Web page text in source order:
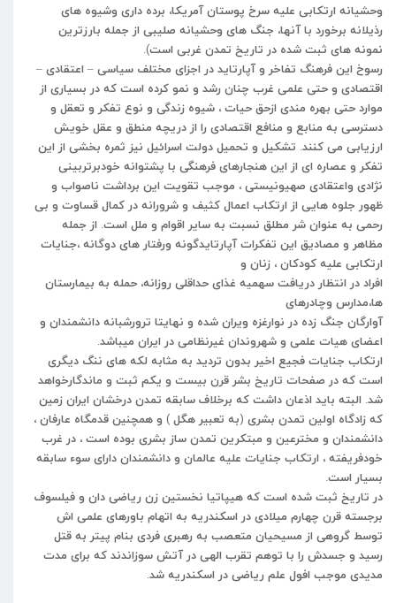
وحشیانه ارتکابی علیهسرخ پوستانآمریکا، برده داری وشیوه های
رذیلانه برخورد باآنها، جنگ های وحشیانه صلیبی از جمله بارزترین
نمونههای ثبتشده در تاریخ تمدن غربی است).
رسوخ اینفرهنگ تفاخر وآپارتایددر اجزای مختلف سیاسی– اعتقادی–
اقتصادی وحتی علمی غرب چنان رشد و نموکرده استکهدر بسیاری از
مواردحتی بهره مندی ازحقحیات، شیوه زندگی و نوع تفکر و تعقل و
دسترسی به منابع و منافع اقتصادی را ازدریچه منطق و عقل خویش
ارزیابی میکنند. تشکیل و تحمیلدولت اسرائیل نیز ثمره بخشی از این
تفکر و عصاره ای از اینهنجارهایفرهنگی با پشتوانه خودبرتربینی
نژادی واعتقادی صهیونیستی، موجب تقویت این برداشت ناصواب و
ظهور جلوه هایی از ارتکاب اعمالکثیف وشرورانهدرکمالقساوت و بی
رحمی به عنوانشر مطلق نسبت بهسایر اقوام و ملل است. از جمله
مظاهر و مصادیق این تفکراتآپارتایدگونه ورفتارهایدوگانه،جنایات
ارتکابی علیهکودکان، زنان و
افراددر انتظاردریافتسهمیه غذایحداقلی روزانه، حمله به بیمارستان
ها،مدارس وچادرهای
آوارگان جنگ زده در نوارغزه ویرانشده و نهایتا ترورشبانهدانشمندان و
اعضایهیات علمی وشهروندان غیرنظامیدر ایران میباشد.
ارتکاب جنایاتفجیع اخیر بدون تردید به مثابه لکههای ننگ دیگری
استکهدر صفحات تاریخ بشرقرن بیست و یکم ثبت و ماندگارخواهد
شد. البته باید اذعانداشتکه برخلافسابقه تمدندرخشان ایرانزمین
کهزادگاه اولین تمدن بشری (به تعبیرهگل) وهمچنینقدمگاه عارفان،
دانشمندان و مخترعین و مبتکرین تمدنساز بشری بوده است، در غرب
خودفریفته، ارتکاب جنایات علیه عالمان ودانشمنداندارایسوء سابقه
بسیار است.
در تاریخ ثبتشده استکه هیپاتیا نخستینزن ریاضیدان وفیلسوف
برجستهقرن چهارم میلادیدر اسکندریه به اتهام باورهای علمی اش
توسط گروهی از مسیحیان متعصب به رهبریفردی بنام پیتر بهقتل
رسید و جسدش را با توهم تقرب الهیدرآتشسوزاندندکه برای مدت
مدیدی موجب افول علم ریاضیدر اسکندریهشد.